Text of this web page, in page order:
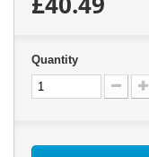
Quantity